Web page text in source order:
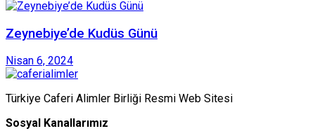
Zeynebiye’de Kudüs Günü
Nisan 6, 2024
Türkiye Caferi Alimler Birliği Resmi Web Sitesi
Sosyal Kanallarımız